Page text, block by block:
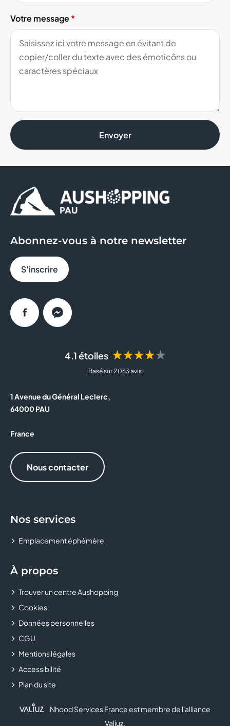
Votre message
Envoyer
4.1 étoiles ★★★★★
Basé sur 2 063 avis
1 Avenue du Général Leclerc,
64000 PAU
France
Nous contacter
Nos services
Emplacement éphémère
À propos
Trouver un centre Aushopping
Cookies
Données personnelles
CGU
Mentions légales
Accessibilité
Plan du site
Abonnez-vous à notre newsletter
S'inscrire
FacebookMessenger
Nhood Services France est membre de l'alliance
Valiuz.